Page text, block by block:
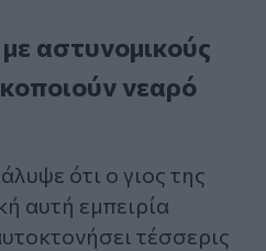
αστυνομικούς
νεαρό
ότι ο γιος της
αυτή εμπειρία
τέσσερις